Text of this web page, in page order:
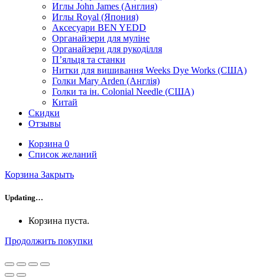
Иглы John James (Англия)
Иглы Royal (Япония)
Аксесуари BEN YEDD
Органайзери для муліне
Органайзери для рукоділля
П’яльця та станки
Нитки для вишивання Weeks Dye Works (США)
Голки Mary Arden (Англія)
Голки та ін. Colonial Needle (США)
Китай
Скидки
Отзывы
Корзина 0
Список желаний
Корзина Закрыть
Updating…
Корзина пуста.
Продолжить покупки